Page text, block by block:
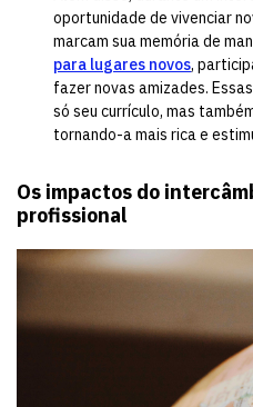
oportunidade de vivenciar
marcam sua memória de
para lugares novos,
fazer novas amizades.
só seu currículo, mas
tornando-a mais rica e
Os impactos do
profissional